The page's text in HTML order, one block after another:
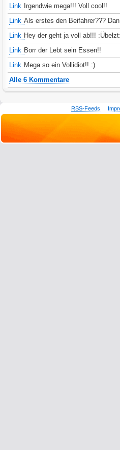
Link Irgendwie mega!!! Voll cool!!
Link Als erstes den Beifahrer???
Link Hey der geht ja voll ab!!! :Übelzt:
Link Borr der Lebt sein Essen!!
Link Mega so ein Vollidiot!! :)
Alle 6 Kommentare
RSS-Feeds